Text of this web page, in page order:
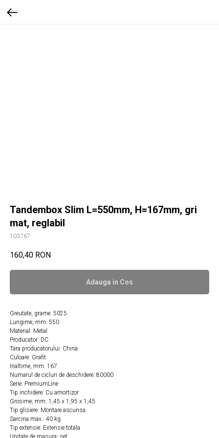
Tandembox Slim L=550mm, H=167mm, gri
mat, reglabil
103767
160,40 RON
Adauga in Сos
Greutate, grame: 5025
Lungime, mm: 550
Material: Metal
Producator: DC
Tara producatorului: China
Culoare: Grafit
Inaltime, mm: 167
Numarul de cicluri de deschidere: 80000
Serie: PremiumLine
Tip inchidere: Cu amortizor
Grosime, mm: 1,45 х 1,95 х 1,45
Tip glisiere: Montare ascunsa
Sarcina max.: 40 kg
Tip extensie: Extensie totala